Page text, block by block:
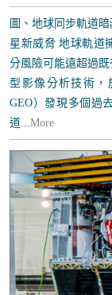
圖、地球同步軌道
星新威脅 地球軌道
分風險可能遠超過
型影像分析技術，
GEO）發現多個過
道...More